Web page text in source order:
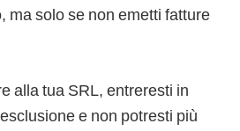
ma solo se non emetti fatture
alla tua SRL, entreresti in
e non potresti più